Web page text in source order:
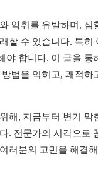
악취를 유발하며, 심
할 수 있습니다. 특히
야 합니다. 이 글을 통
법을 익히고, 쾌적하
해, 지금부터 변기 막
. 전문가의 시각으로
러분의 고민을 해결